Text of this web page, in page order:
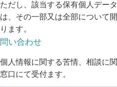
ただし、該当する保有個人デー
は、その一部又は全部について
ります。
問い合わせ
個人情報に関する苦情、相談に
窓口にて受付ます。